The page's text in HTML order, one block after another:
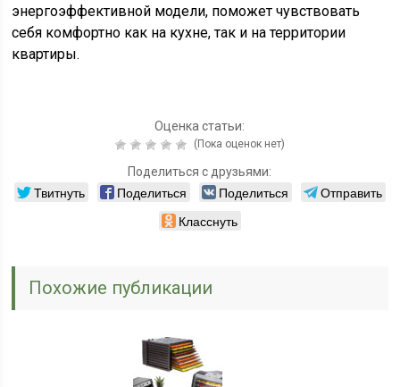
энергоэффективной модели, поможет чувствовать
себя комфортно как на кухне, так и на территории
квартиры.
Оценка статьи:
(Пока оценок нет)
Поделиться с друзьями:
Твитнуть Поделиться Поделиться
Отправить
Класснуть
Похожие публикации